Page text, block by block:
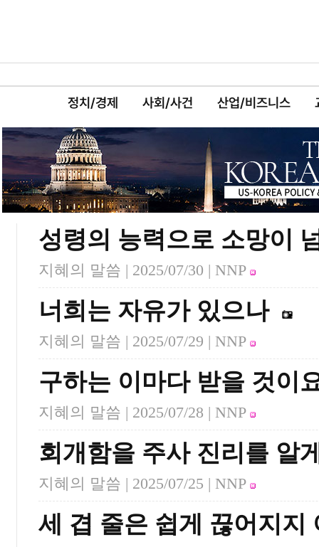
정치/경제 사회/사건 산업/비즈니스
성령의 능력으로 소망이
지혜의 말씀 | 2025/07/30 | NNP
너희는 자유가 있으나
지혜의 말씀 | 2025/07/29 | NNP
구하는 이마다 받을 것이
지혜의 말씀 | 2025/07/28 | NNP
회개함을 주사 진리를 알
지혜의 말씀 | 2025/07/25 | NNP
세 겹 줄은 쉽게 끊어지지